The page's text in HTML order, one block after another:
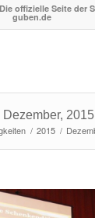
offizielle Seite der
guben.de
2015
/ 2015 /